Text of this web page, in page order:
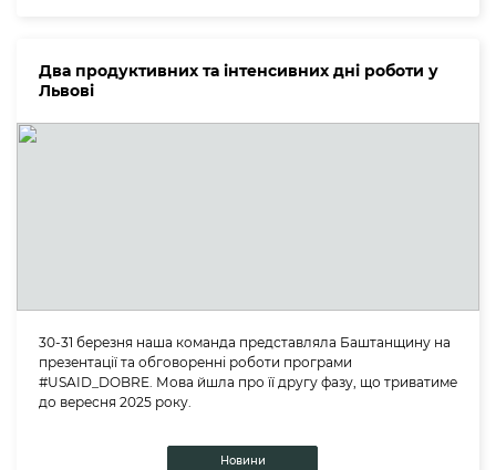
Два продуктивних та інтенсивних дні роботи у
Львові
30-31 березня наша команда представляла Баштанщину на
презентації та обговоренні роботи програми
#USAID_DOBRE. Мова йшла про її другу фазу, що триватиме
до вересня 2025 року.
Новини